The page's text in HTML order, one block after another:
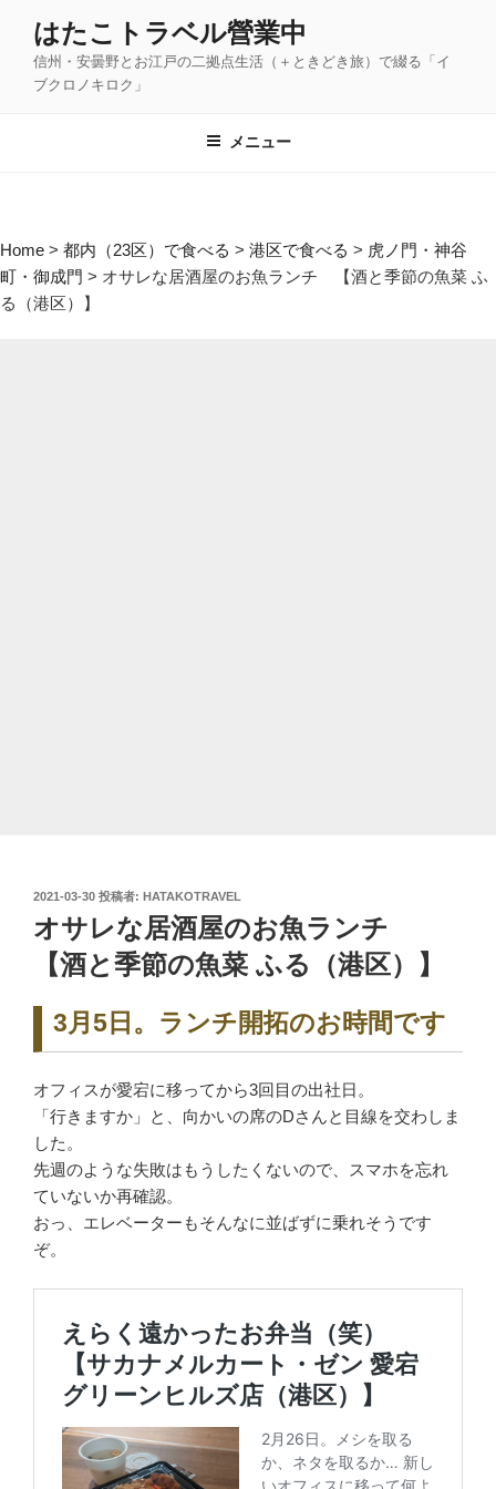
プ
はたこトラベル營業中
信州・安曇野とお江戸の二拠点生活（＋ときどき旅）で綴る「イ
ブクロノキロク」
メニュー
Home > 都内（23区）で食べる > 港区で食べる > 虎ノ門・神谷
町・御成門 > オサレな居酒屋のお魚ランチ 【酒と季節の魚菜 ふ
る（港区）】
投
日:
2021-03-30 投稿者: HATAKOTRAVEL
オサレな居酒屋のお魚ランチ
【酒と季節の魚菜 ふる（港区）】
3月5日。ランチ開拓のお時間です
オフィスが愛宕に移ってから3回目の出社日。
「行きますか」と、向かいの席のDさんと目線を交わしま
した。
先週のような失敗はもうしたくないので、スマホを忘れ
ていないか再確認。
おっ、エレベーターもそんなに並ばずに乗れそうです
ぞ。